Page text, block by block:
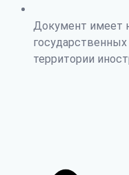
Документ имеет
территории